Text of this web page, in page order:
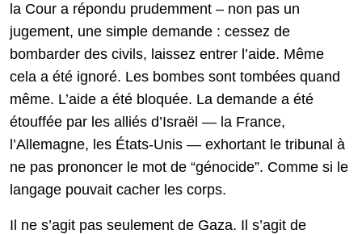
la Cour a répondu prudemment – non pas un
jugement, une simple demande : cessez de
bombarder des civils, laissez entrer l’aide. Même
cela a été ignoré. Les bombes sont tombées quand
même. L’aide a été bloquée. La demande a été
étouffée par les alliés d’Israël — la France,
l’Allemagne, les États-Unis — exhortant le tribunal à
ne pas prononcer le mot de “génocide”. Comme si le
langage pouvait cacher les corps.
Il ne s’agit pas seulement de Gaza. Il s’agit de